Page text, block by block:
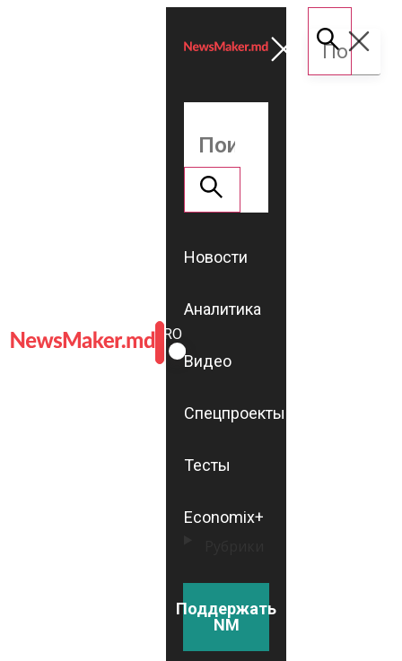
ROMÂNĂ
RU
Новости
Аналитика
Видео
Спецпроекты
Тесты
Economix+
Поддержать
NM